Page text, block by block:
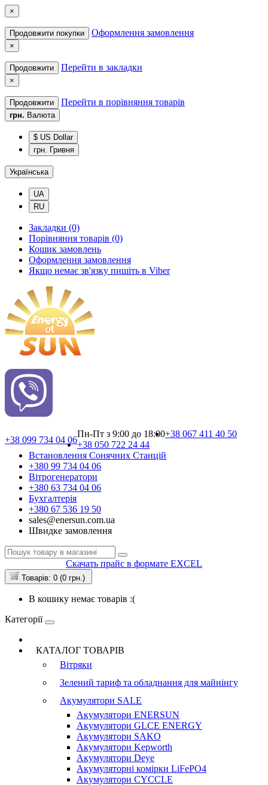
×
Продовжити покупки Оформлення замовлення
×
Продовжити Перейти в закладки
×
Продовжити Перейти в порівняння товарів
грн. Валюта
$ US Dollar
грн. Гривня
Українська
UA
RU
Закладки (0)
Порівняння товарів (0)
Кошик замовлень
Оформлення замовлення
Якщо немає зв'язку пишіть в Viber
+38 099 734 04 06
Пн-Пт з 9:00 до 18:00+38 067 411 40 50
+38 050 722 24 44
Встановлення Сонячних Cтанцій
+380 99 734 04 06
Вітрогенератори
+380 63 734 04 06
Бухгалтерія
+380 67 536 19 50
sales@enersun.com.ua
Швидке замовлення
Скачать прайс в формате EXCEL
Товарів: 0 (0 грн.)
В кошику немає товарів :(
Категорії
КАТАЛОГ ТОВАРІВ
Вітряки
Зелений тариф та обладнання для майнінгу
Акумулятори SALE
Акумулятори ENERSUN
Акумулятори GLCE ENERGY
Акумулятори SAKO
Акумулятори Kepworth
Акумулятори Deye
Акумуляторні комірки LiFePO4
Акумулятори CYCCLE